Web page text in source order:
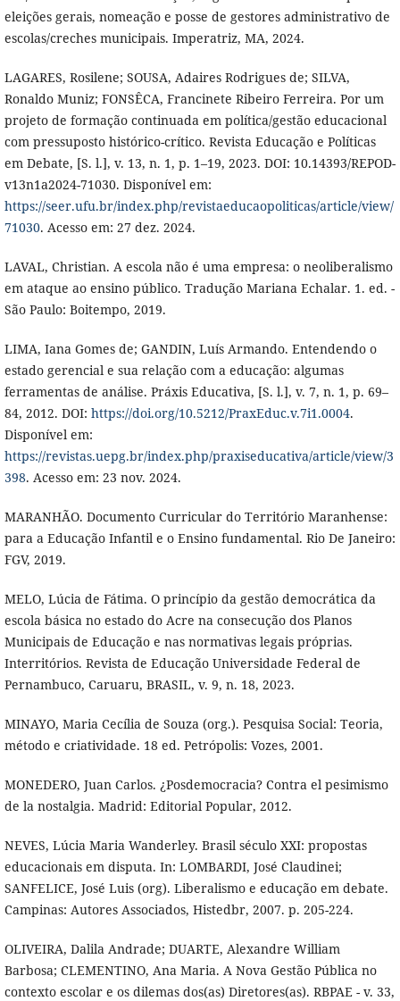
eleições gerais, nomeação e posse de gestores administrativo de
escolas/creches municipais. Imperatriz, MA, 2024.
LAGARES, Rosilene; SOUSA, Adaires Rodrigues de; SILVA,
Ronaldo Muniz; FONSÊCA, Francinete Ribeiro Ferreira. Por um
projeto de formação continuada em política/gestão educacional
com pressuposto histórico-crítico. Revista Educação e Políticas
em Debate, [S. l.], v. 13, n. 1, p. 1–19, 2023. DOI: 10.14393/REPOD-
v13n1a2024-71030. Disponível em:
https://seer.ufu.br/index.php/revistaeducaopoliticas/article/view/
71030. Acesso em: 27 dez. 2024.
LAVAL, Christian. A escola não é uma empresa: o neoliberalismo
em ataque ao ensino público. Tradução Mariana Echalar. 1. ed. -
São Paulo: Boitempo, 2019.
LIMA, Iana Gomes de; GANDIN, Luís Armando. Entendendo o
estado gerencial e sua relação com a educação: algumas
ferramentas de análise. Práxis Educativa, [S. l.], v. 7, n. 1, p. 69–
84, 2012. DOI: https://doi.org/10.5212/PraxEduc.v.7i1.0004.
Disponível em:
https://revistas.uepg.br/index.php/praxiseducativa/article/view/3
398. Acesso em: 23 nov. 2024.
MARANHÃO. Documento Curricular do Território Maranhense:
para a Educação Infantil e o Ensino fundamental. Rio De Janeiro:
FGV, 2019.
MELO, Lúcia de Fátima. O princípio da gestão democrática da
escola básica no estado do Acre na consecução dos Planos
Municipais de Educação e nas normativas legais próprias.
Interritórios. Revista de Educação Universidade Federal de
Pernambuco, Caruaru, BRASIL, v. 9, n. 18, 2023.
MINAYO, Maria Cecília de Souza (org.). Pesquisa Social: Teoria,
método e criatividade. 18 ed. Petrópolis: Vozes, 2001.
MONEDERO, Juan Carlos. ¿Posdemocracia? Contra el pesimismo
de la nostalgia. Madrid: Editorial Popular, 2012.
NEVES, Lúcia Maria Wanderley. Brasil século XXI: propostas
educacionais em disputa. In: LOMBARDI, José Claudinei;
SANFELICE, José Luis (org). Liberalismo e educação em debate.
Campinas: Autores Associados, Histedbr, 2007. p. 205-224.
OLIVEIRA, Dalila Andrade; DUARTE, Alexandre William
Barbosa; CLEMENTINO, Ana Maria. A Nova Gestão Pública no
contexto escolar e os dilemas dos(as) Diretores(as). RBPAE - v. 33,